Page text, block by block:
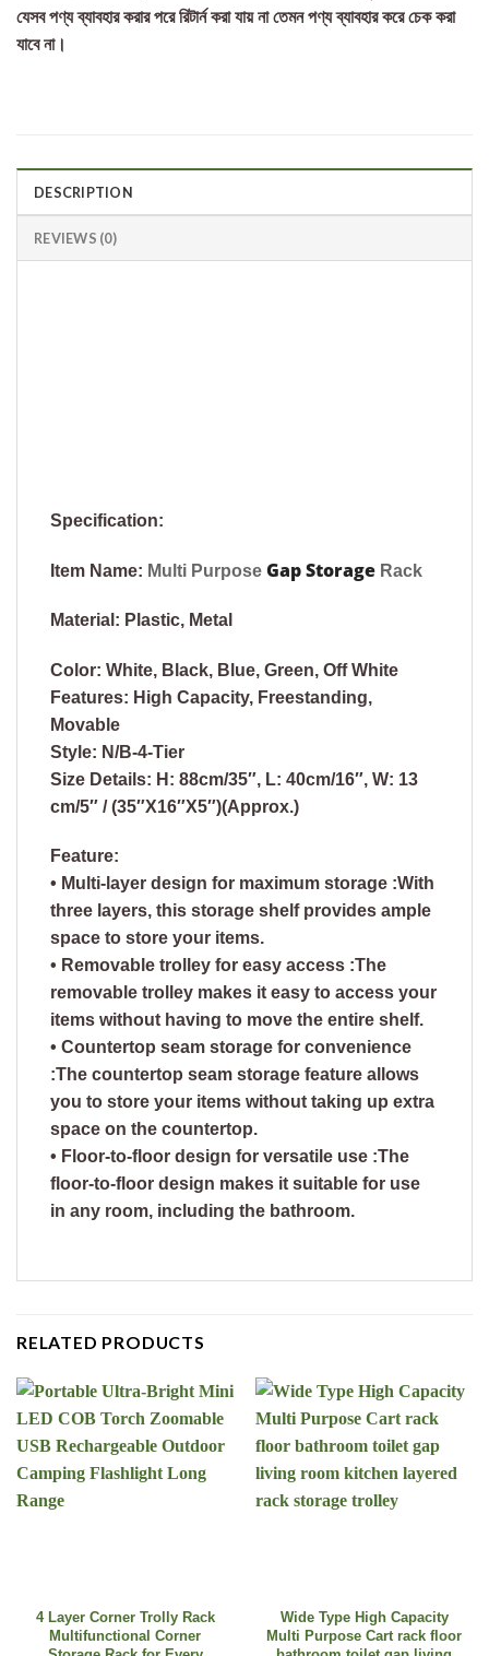
যেসব পণ্য ব্যাবহার করার পরে রিটার্ন করা যায় না তেমন পণ্য ব্যাবহার করে চেক করা
যাবে না।
DESCRIPTION
REVIEWS (0)
Specification:
Item Name: Multi Purpose Gap Storage Rack
Material: Plastic, Metal
Color: White, Black, Blue, Green, Off White
Features: High Capacity, Freestanding,
Movable
Style: N/B-4-Tier
Size Details: H: 88cm/35″, L: 40cm/16″, W: 13
cm/5″ / (35″X16″X5″)(Approx.)
Feature:
• Multi-layer design for maximum storage :With
three layers, this storage shelf provides ample
space to store your items.
• Removable trolley for easy access :The
removable trolley makes it easy to access your
items without having to move the entire shelf.
• Countertop seam storage for convenience
:The countertop seam storage feature allows
you to store your items without taking up extra
space on the countertop.
• Floor-to-floor design for versatile use :The
floor-to-floor design makes it suitable for use
in any room, including the bathroom.
RELATED PRODUCTS
4 Layer Corner Trolly Rack
Multifunctional Corner
Wide Type High Capacity
Multi Purpose Cart rack floor